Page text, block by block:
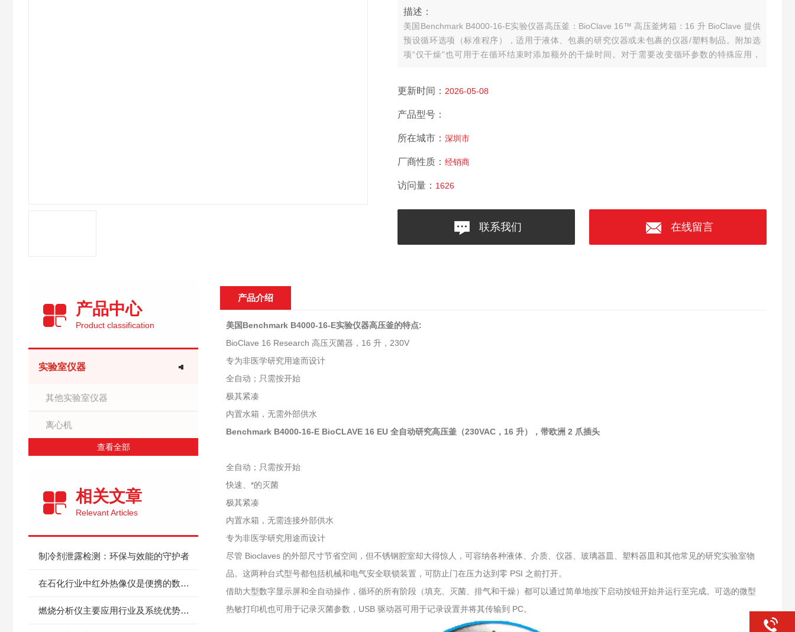
描述：
美国Benchmark B4000-16-E实验仪器高压釜：BioClave 16™ 高压釜烤箱：16 升 BioClave 提供
预设循环选项（标准程序），适用于液体、包裹的研究仪器或未包裹的仪器/塑料制品。附加选
项“仅干燥"也可用于在循环结束时添加额外的干燥时间。对于需要改变循环参数的特殊应用，
更新时间： 2026-05-08
产品型号：
所在城市： 深圳市
厂商性质： 经销商
访问量： 1626
联系我们 在线留言
产品中心
Product classification
实验室仪器
其他实验室仪器
离心机
查看全部
相关文章
Relevant Articles
制冷剂泄露检测：环保与效能的守护者
在石化行业中红外热像仪是便携的数字诊断工具
燃烧分析仪主要应用行业及系统优势，都在这了
产品介绍
美国Benchmark B4000-16-E实验仪器高压釜的特点:
BioClave 16 Research 高压灭菌器，16 升，230V
专为非医学研究用途而设计
全自动；只需按开始
极其紧凑
内置水箱，无需外部供水
Benchmark B4000-16-E BioCLAVE 16 EU 全自动研究高压釜（230VAC，16 升），带欧洲 2 爪插头
全自动；只需按开始
快速、*的灭菌
极其紧凑
内置水箱，无需连接外部供水
专为非医学研究用途而设计
尽管 Bioclaves 的外部尺寸节省空间，但不锈钢腔室却大得惊人，可容纳各种液体、介质、仪器、玻璃器皿、塑料器皿和其他常见的研究实验室物
品。这两种台式型号都包括机械和电气安全联锁装置，可防止门在压力达到零 PSI 之前打开。
借助大型数字显示屏和全自动操作，循环的所有阶段（填充、灭菌、排气和干燥）都可以通过简单地按下启动按钮开始并运行至完成。可选的微型
热敏打印机也可用于记录灭菌参数，USB 驱动器可用于记录设置并将其传输到 PC。